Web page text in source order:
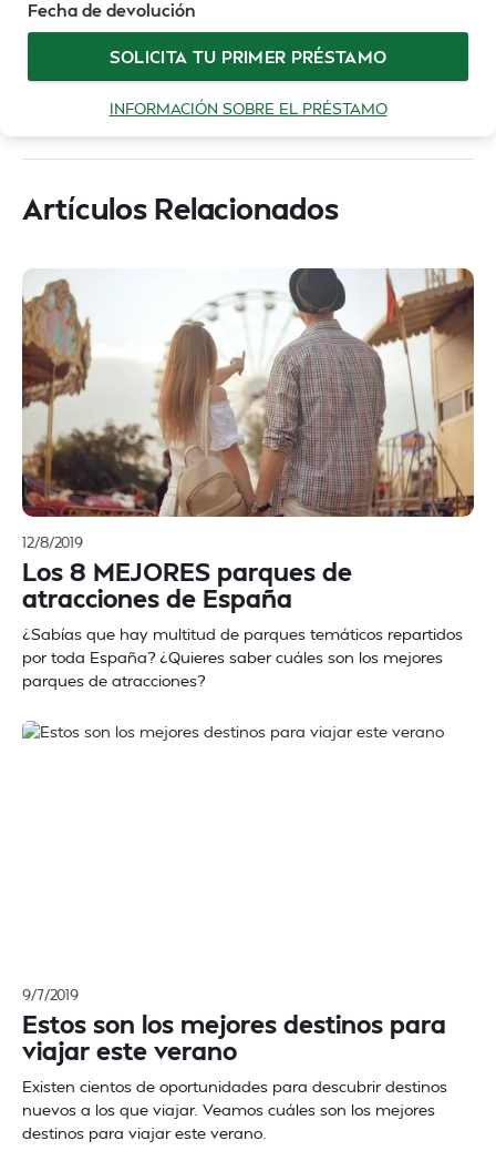
Fecha de devolución
SOLICITA TU PRIMER PRÉSTAMO
INFORMACIÓN SOBRE EL PRÉSTAMO
Artículos Relacionados
12/8/2019
Los 8 MEJORES parques de
atracciones de España
¿Sabías que hay multitud de parques temáticos repartidos
por toda España? ¿Quieres saber cuáles son los mejores
parques de atracciones?
9/7/2019
Estos son los mejores destinos para
viajar este verano
Existen cientos de oportunidades para descubrir destinos
nuevos a los que viajar. Veamos cuáles son los mejores
destinos para viajar este verano.